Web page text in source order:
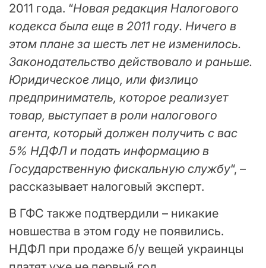
2011 года. “Новая редакция Налогового
кодекса была еще в 2011 году. Ничего в
этом плане за шесть лет не изменилось.
Законодательство действовало и раньше.
Юридическое лицо, или физлицо
предприниматель, которое реализует
товар, выступает в роли налогового
агента, который должен получить с вас
5% НДФЛ и подать информацию в
Государственную фискальную службу“, –
рассказывает налоговый эксперт.
В ГФС также подтвердили – никакие
новшества в этом году не появились.
НДФЛ при продаже б/у вещей украинцы